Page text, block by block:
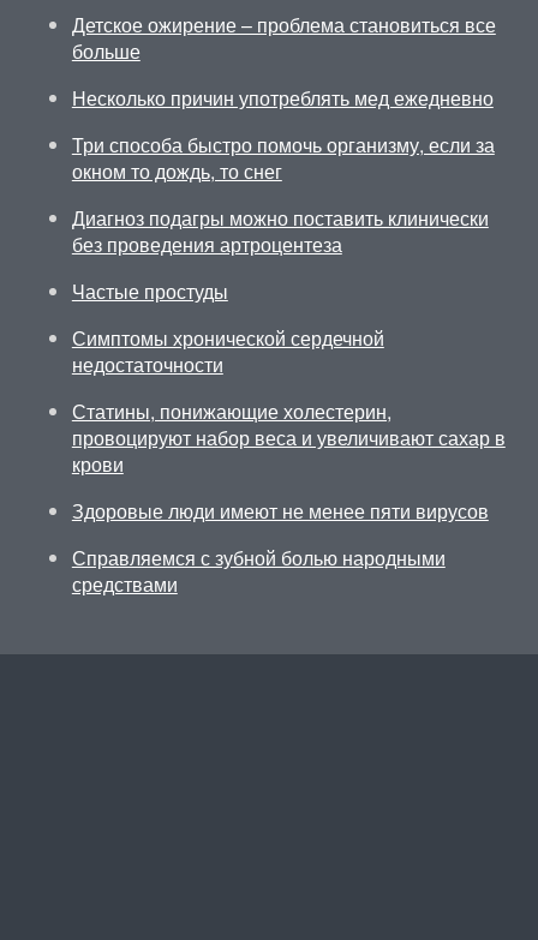
Детское ожирение – проблема становиться все
больше
Несколько причин употреблять мед ежедневно
Три способа быстро помочь организму, если за
окном то дождь, то снег
Диагноз подагры можно поставить клинически
без проведения артроцентеза
Частые простуды
Симптомы хронической сердечной
недостаточности
Статины, понижающие холестерин,
провоцируют набор веса и увеличивают сахар в
крови
Здоровые люди имеют не менее пяти вирусов
Справляемся с зубной болью народными
средствами